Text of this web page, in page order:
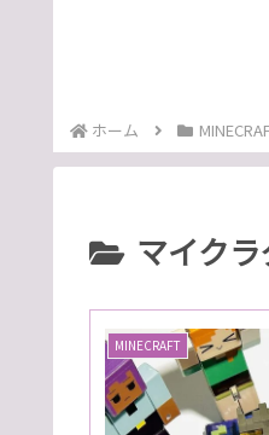
ホーム
マイク
MINECRAFT